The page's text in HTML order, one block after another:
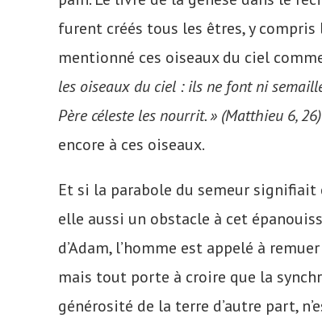
furent créés tous les êtres, y
mentionné ces oiseaux du ciel
les oiseaux du ciel : ils ne font ni
Père céleste les nourrit. » (Matthieu 6, 26)
encore à ces oiseaux.
Et si la parabole du semeur
elle aussi un obstacle à cet
d’Adam, l’homme est appelé à
mais tout porte à croire que la
générosité de la terre d’autre part,